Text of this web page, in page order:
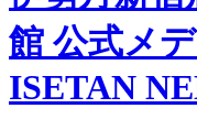
館 公式メ
ISETAN